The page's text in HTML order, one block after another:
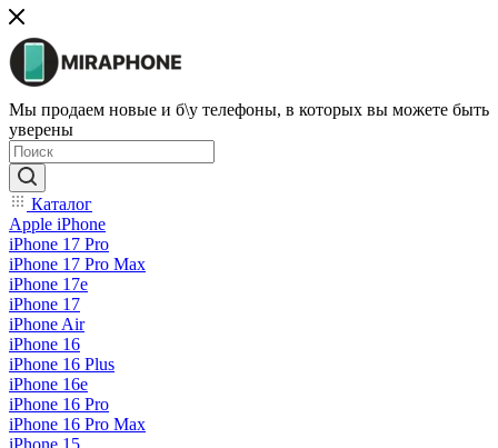
Мы продаем новые и б\у телефоны, в которых вы можете быть
уверены
Каталог
Apple iPhone
iPhone 17 Pro
iPhone 17 Pro Max
iPhone 17e
iPhone 17
iPhone Air
iPhone 16
iPhone 16 Plus
iPhone 16e
iPhone 16 Pro
iPhone 16 Pro Max
iPhone 15